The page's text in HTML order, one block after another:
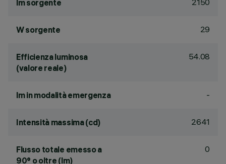
lm sorgente 2150
W sorgente 29
Efficienza luminosa
(valore reale)
54.08
lm in modalità emergenza -
Intensità massima (cd) 2641
Flusso totale emesso a
90° o oltre (lm)
0